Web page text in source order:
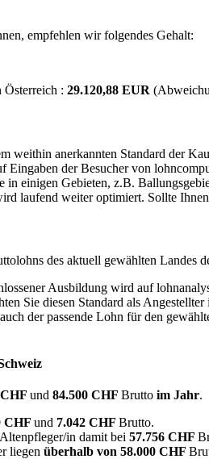
empfehlen wir folgendes Gehalt:
Österreich : 29.120,88 EUR
weithin anerkannten Standard der
Eingaben der Besucher von
in einigen Gebieten, z.B.
laufend weiter optimiert. Sollte
des aktuell gewählten
Ausbildung wird auf
Sie diesen Standard als
der passende Lohn für den
und 84.500 CHF Brutto im Jahr.
CHF und 7.042 CHF Brutto.
in damit bei 57.756 CHF
liegen überhalb von 58.000 CHF